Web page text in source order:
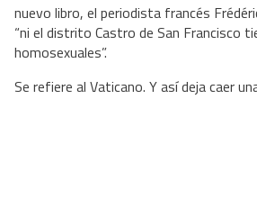
nuevo libro, el periodista francés
“ni el distrito Castro de San Francisco
homosexuales”.
Se refiere al Vaticano. Y así deja caer